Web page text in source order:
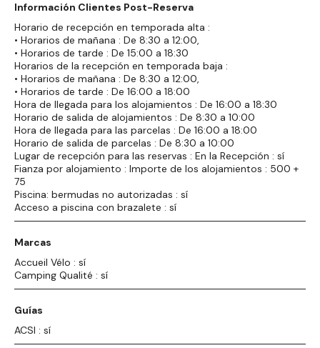
Información Clientes Post-Reserva
Horario de recepción en temporada alta :
• Horarios de mañana : De 8:30 a 12:00,
• Horarios de tarde : De 15:00 a 18:30
Horarios de la recepción en temporada baja :
• Horarios de mañana : De 8:30 a 12:00,
• Horarios de tarde : De 16:00 a 18:00
Hora de llegada para los alojamientos : De 16:00 a 18:30
Horario de salida de alojamientos : De 8:30 a 10:00
Hora de llegada para las parcelas : De 16:00 a 18:00
Horario de salida de parcelas : De 8:30 a 10:00
Lugar de recepción para las reservas : En la Recepción : sí
Fianza por alojamiento : Importe de los alojamientos : 500 +
75
Piscina: bermudas no autorizadas : sí
Acceso a piscina con brazalete : sí
Marcas
Accueil Vélo : sí
Camping Qualité : sí
Guías
ACSI : sí